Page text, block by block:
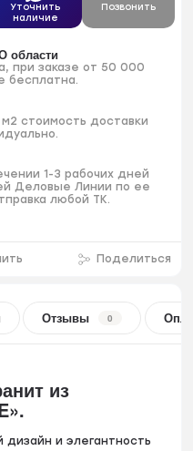
Уточнить
наличие
Позвонить
области
при заказе от 50 000
бесплатна.
стоимость доставки
1-3 рабочих дней
Деловые Линии по ее
любой ТК.
Поделиться
Отзывы 0
из
дизайн и элегантность